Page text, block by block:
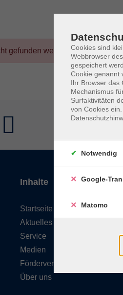
gefunden werden.
Inhalte
Startseite
Aktuelles
Service
Medien
Förderverein
Über uns
Cookies sind
Webbrowser
gespeichert
Cookie genannt
Ihr Browser das
Mechanismus
Surfaktivitäten
von Cookies
Notwendig
Google-
Matomo